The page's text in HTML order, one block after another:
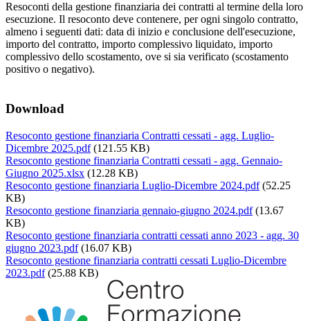
Resoconti della gestione finanziaria dei contratti al termine della loro
esecuzione. Il resoconto deve contenere, per ogni singolo contratto,
almeno i seguenti dati: data di inizio e conclusione dell'esecuzione,
importo del contratto, importo complessivo liquidato, importo
complessivo dello scostamento, ove si sia verificato (scostamento
positivo o negativo).
Download
Resoconto gestione finanziaria Contratti cessati - agg. Luglio-
Dicembre 2025.pdf(121.55 KB)
Resoconto gestione finanziaria Contratti cessati - agg. Gennaio-
Giugno 2025.xlsx (12.28 KB)
Resoconto gestione finanziaria Luglio-Dicembre 2024.pdf(52.25
KB)
Resoconto gestione finanziaria gennaio-giugno 2024.pdf(13.67
KB)
Resoconto gestione finanziaria contratti cessati anno 2023 - agg. 30
giugno 2023.pdf(16.07 KB)
Resoconto gestione finanziaria contratti cessati Luglio-Dicembre
2023.pdf(25.88 KB)